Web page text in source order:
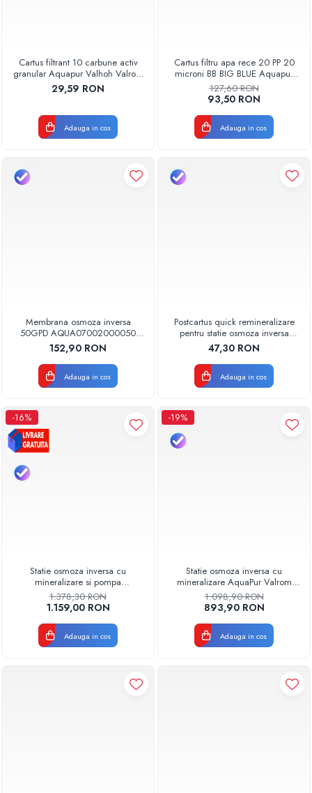
Cartus filtrant 10 carbune activ
granular Aquapur Valhoh Valrom
AQUA07000510000
29,59 RON
Adauga in cos
Cartus filtru apa rece 20 PP 20
microni BB BIG BLUE Aquapur
Valhoh Valrom
AQUA07100120020
127,60 RON
93,50 RON
Adauga in cos
Membrana osmoza inversa
50GPD AQUA07002000050
Aquapur Valhoh Valrom
152,90 RON
Adauga in cos
Postcartus quick remineralizare
pentru statie osmoza inversa
AQUA07004010000 Aquapur
Valhoh Valrom
47,30 RON
Adauga in cos
-16%
Statie osmoza inversa cu
mineralizare si pompa
AQUA05323311020 Aquapur
Valhoh Valrom
1.378,30 RON
1.159,00 RON
Adauga in cos
-19%
Statie osmoza inversa cu
mineralizare AquaPur Valrom
AQUA05322311020, fara
pompa, 6 trepte, rezervor 12 L
1.098,90 RON
893,90 RON
Adauga in cos